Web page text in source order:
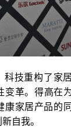
科技重构了家
革。 得高在
康家居产品的
自我。